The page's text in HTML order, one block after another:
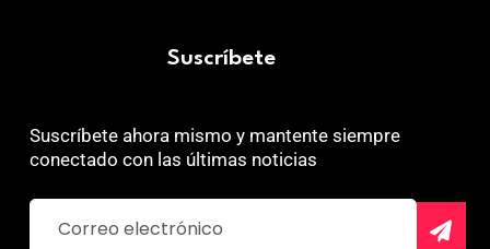
Suscríbete
Suscríbete ahora mismo y mantente siempre
conectado con las últimas noticias